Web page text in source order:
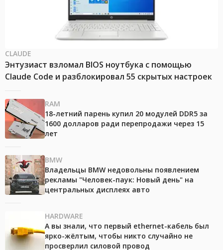
CLAUDE
Энтузиаст взломал BIOS ноутбука с помощью
Claude Code и разблокировал 55 скрытых настроек
RAM
18-летний парень купил 20 модулей DDR5 за
1600 долларов ради перепродажи через 15
лет
BMW
Владельцы BMW недовольны появлением
рекламы "Человек-паук: Новый день" на
центральных дисплеях авто
HARDWARE
А вы знали, что первый ethernet-кабель был
ярко-жёлтым, чтобы никто случайно не
просверлил силовой провод